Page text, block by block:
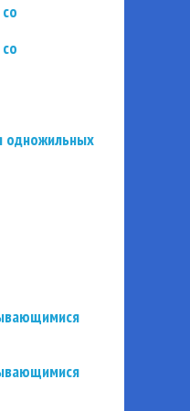
одножильных